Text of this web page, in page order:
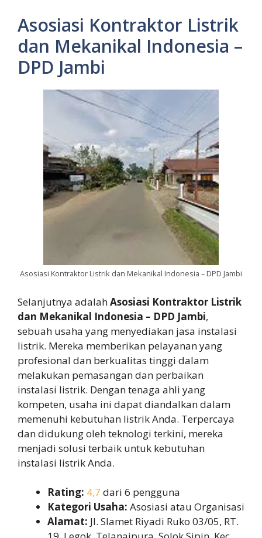
Asosiasi Kontraktor Listrik
dan Mekanikal Indonesia –
DPD Jambi
Asosiasi Kontraktor Listrik dan Mekanikal Indonesia – DPD Jambi
Selanjutnya adalahAsosiasi Kontraktor Listrik
dan Mekanikal Indonesia – DPD Jambi,
sebuah usaha yang menyediakan jasa instalasi
listrik. Mereka memberikan pelayanan yang
profesional dan berkualitas tinggi dalam
melakukan pemasangan dan perbaikan
instalasi listrik. Dengan tenaga ahli yang
kompeten, usaha ini dapat diandalkan dalam
memenuhi kebutuhan listrik Anda. Terpercaya
dan didukung oleh teknologi terkini, mereka
menjadi solusi terbaik untuk kebutuhan
instalasi listrik Anda.
Rating: 4,7 dari 6 pengguna
Kategori Usaha: Asosiasi atau Organisasi
Alamat: Jl. Slamet Riyadi Ruko 03/05, RT.